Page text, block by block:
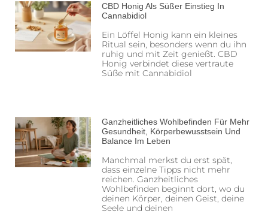
CBD Honig Als Süßer Einstieg In
Cannabidiol
Ein Löffel Honig kann ein kleines
Ritual sein, besonders wenn du ihn
ruhig und mit Zeit genießt. CBD
Honig verbindet diese vertraute
Süße mit Cannabidiol
Ganzheitliches Wohlbefinden Für Mehr
Gesundheit, Körperbewusstsein Und
Balance Im Leben
Manchmal merkst du erst spät,
dass einzelne Tipps nicht mehr
reichen. Ganzheitliches
Wohlbefinden beginnt dort, wo du
deinen Körper, deinen Geist, deine
Seele und deinen